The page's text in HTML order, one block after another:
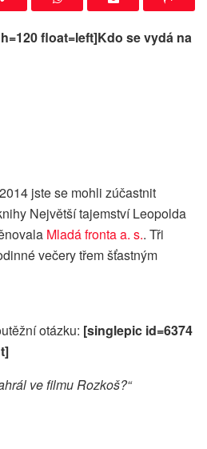
float=left]Kdo se vydá na
jste se mohli zúčastnit
Největší tajemství Leopolda
Mladá fronta a. s.. Tři
večery třem šťastným
otázku: [singlepic id=6374
ve filmu Rozkoš?“